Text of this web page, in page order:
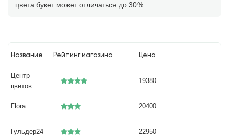
цвета букет может отличаться до 30%
Название Рейтинг магазина Цена
Центр
цветов
19380
Flora 20400
Гульдер24 22950